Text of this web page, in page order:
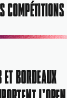
COMPÉTITIONS
BORDEAUX